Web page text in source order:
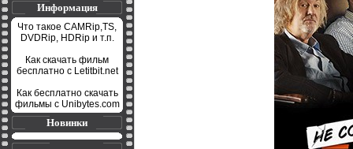
Информация
Что такое CAMRip,TS,
DVDRip, HDRip и т.п.
Как скачать фильм
бесплатно с Letitbit.net
Как бесплатно скачать
фильмы с Unibytes.com
Новинки